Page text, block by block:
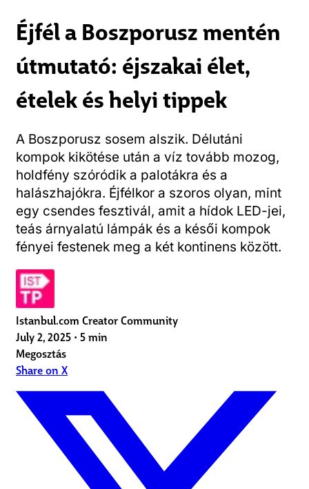
Éjfél a Boszporusz mentén
útmutató: éjszakai élet,
ételek és helyi tippek
A Boszporusz sosem alszik. Délutáni
kompok kikötése után a víz tovább mozog,
holdfény szóródik a palotákra és a
halászhajókra. Éjfélkor a szoros olyan, mint
egy csendes fesztivál, amit a hídok LED-jei,
teás árnyalatú lámpák és a késői kompok
fényei festenek meg a két kontinens között.
Istanbul.com Creator Community
July 2, 2025 • 5 min
Megosztás
Share on X